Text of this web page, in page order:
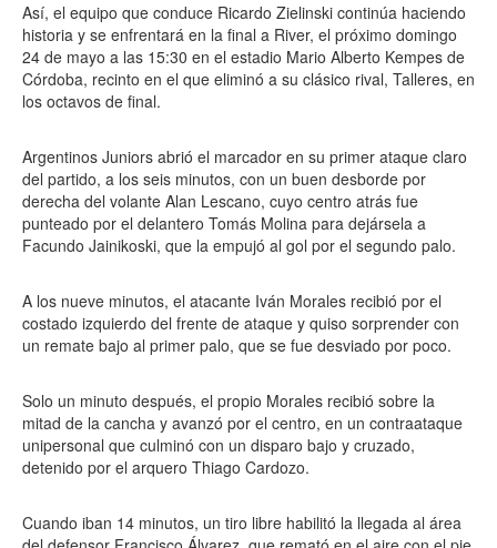
Así, el equipo que conduce Ricardo Zielinski continúa haciendo
historia y se enfrentará en la final a River, el próximo domingo
24 de mayo a las 15:30 en el estadio Mario Alberto Kempes de
Córdoba, recinto en el que eliminó a su clásico rival, Talleres, en
los octavos de final.
Argentinos Juniors abrió el marcador en su primer ataque claro
del partido, a los seis minutos, con un buen desborde por
derecha del volante Alan Lescano, cuyo centro atrás fue
punteado por el delantero Tomás Molina para dejársela a
Facundo Jainikoski, que la empujó al gol por el segundo palo.
A los nueve minutos, el atacante Iván Morales recibió por el
costado izquierdo del frente de ataque y quiso sorprender con
un remate bajo al primer palo, que se fue desviado por poco.
Solo un minuto después, el propio Morales recibió sobre la
mitad de la cancha y avanzó por el centro, en un contraataque
unipersonal que culminó con un disparo bajo y cruzado,
detenido por el arquero Thiago Cardozo.
Cuando iban 14 minutos, un tiro libre habilitó la llegada al área